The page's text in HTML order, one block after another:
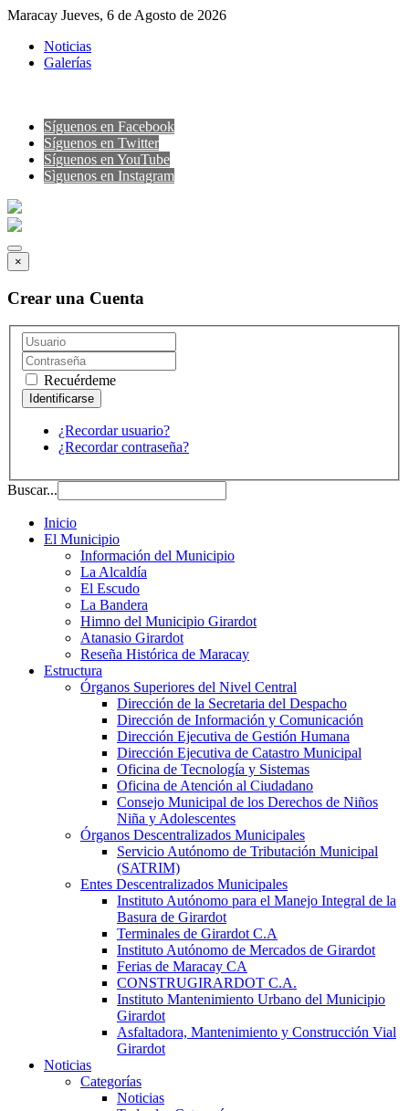
Maracay Jueves, 6 de Agosto de 2026
Noticias
Galerías
Síguenos en Facebook
Síguenos en Twitter
Síguenos en YouTube
Sìguenos en Instagram
×
Crear una Cuenta
Recuérdeme
¿Recordar usuario?
¿Recordar contraseña?
Buscar...
Inicio
El Municipio
Información del Municipio
La Alcaldía
El Escudo
La Bandera
Himno del Municipio Girardot
Atanasio Girardot
Reseña Histórica de Maracay
Estructura
Órganos Superiores del Nivel Central
Dirección de la Secretaria del Despacho
Dirección de Información y Comunicación
Dirección Ejecutiva de Gestión Humana
Dirección Ejecutiva de Catastro Municipal
Oficina de Tecnología y Sistemas
Oficina de Atención al Ciudadano
Consejo Municipal de los Derechos de Niños
Niña y Adolescentes
Órganos Descentralizados Municipales
Servicio Autónomo de Tributación Municipal
(SATRIM)
Entes Descentralizados Municipales
Instituto Autónomo para el Manejo Integral de la
Basura de Girardot
Terminales de Girardot C.A
Instituto Autónomo de Mercados de Girardot
Ferias de Maracay CA
CONSTRUGIRARDOT C.A.
Instituto Mantenimiento Urbano del Municipio
Girardot
Asfaltadora, Mantenimiento y Construcción Vial
Girardot
Noticias
Categorías
Noticias